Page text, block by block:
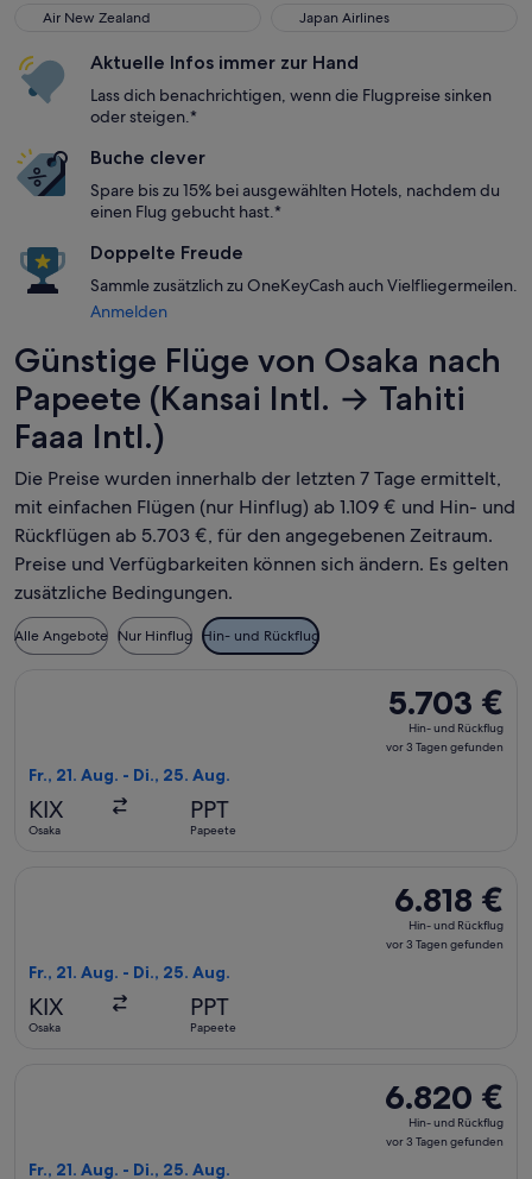
Air New Zealand
Air New Zealand Japan Airlines
Japan Airlines
Aktuelle Infos immer zur Hand
Lass dich benachrichtigen, wenn die Flugpreise sinken
oder steigen.*
Buche clever
Spare bis zu 15% bei ausgewählten Hotels, nachdem du
einen Flug gebucht hast.*
Doppelte Freude
Sammle zusätzlich zu OneKeyCash auch Vielfliegermeilen.
Anmelden
Günstige Flüge von Osaka nach
Papeete (Kansai Intl. → Tahiti
Faaa Intl.)
Die Preise wurden innerhalb der letzten 7 Tage ermittelt,
mit einfachen Flügen (nur Hinflug) ab 1.109 € und Hin- und
Rückflügen ab 5.703 €, für den angegebenen Zeitraum.
Preise und Verfügbarkeiten können sich ändern. Es gelten
zusätzliche Bedingungen.
Alle Angebote Nur Hinflug Hin- und Rückflug
5.703 €
Hin-
und
5.703 €
Hin- und Rückflug
vor 3 Tagen gefunden
Fr., 21. Aug. - Di., 25. Aug.
KIX
Osaka
PPT
Papeete
6.818 €
Hin-
und
6.818 €
Hin- und Rückflug
vor 3 Tagen gefunden
Fr., 21. Aug. - Di., 25. Aug.
KIX
Osaka
PPT
Papeete
6.820 €
Hin-
und
6.820 €
Hin- und Rückflug
vor 3 Tagen gefunden
Fr., 21. Aug. - Di., 25. Aug.